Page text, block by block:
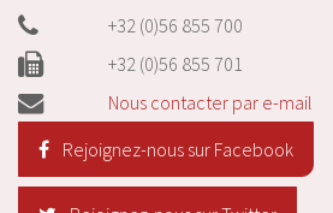
+32 (0)56 855 700
+32 (0)56 855 701
Nous contacter par e-mail
Rejoignez-nous sur Facebook